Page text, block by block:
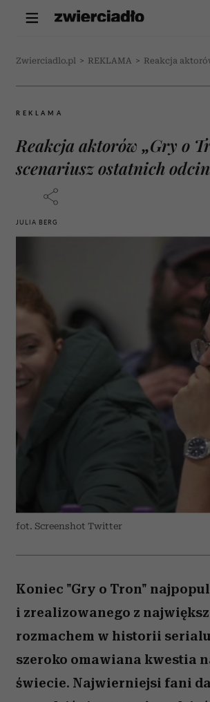
Zwierciadlo.pl > REKLAMA > Reakcja
REKLAMA
Reakcja aktorów „Gry o
scenariusz ostatnich
JULIA BERG
fot. Screenshot Twitter
Koniec "Gry o Tron"
i zrealizowanego z
rozmachem w historii
szeroko omawiana kwestia
świecie. Najwierniejsi fani